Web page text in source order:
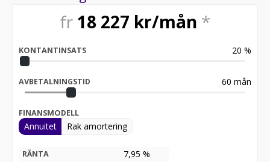
fr 18 227 kr/mån *
KONTANTINSATS 20 %
AVBETALNINGSTID 60 mån
FINANSMODELL
Annuitet Rak amortering
RÄNTA 7,95 %